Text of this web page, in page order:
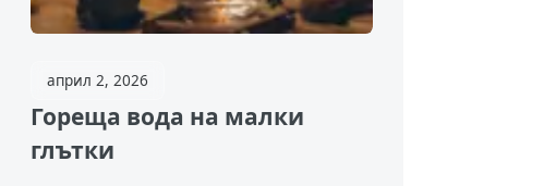
април 2, 2026
Гореща вода на малки
глътки